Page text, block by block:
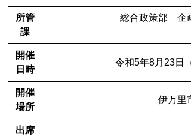
所管
課
総合政策部 企
開催
日時
令和5年8月23日
開催
場所
伊万里
出席